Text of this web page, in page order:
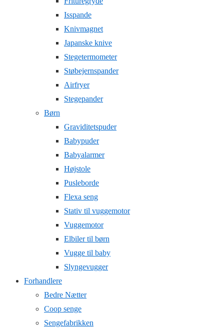
Isspande
Knivmagnet
Japanske knive
Stegetermometer
Støbejernspander
Airfryer
Stegepander
Børn
Graviditetspuder
Babypuder
Babyalarmer
Højstole
Pusleborde
Flexa seng
Stativ til vuggemotor
Vuggemotor
Elbiler til børn
Vugge til baby
Slyngevugger
Forhandlere
Bedre Nætter
Coop senge
Sengefabrikken